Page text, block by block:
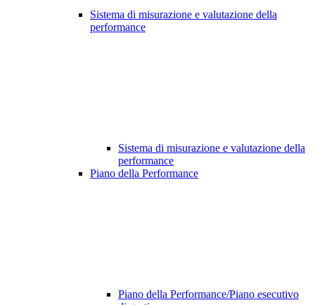
Sistema di misurazione e valutazione della
performance
Sistema di misurazione e valutazione della
performance
Piano della Performance
Piano della Performance/Piano esecutivo